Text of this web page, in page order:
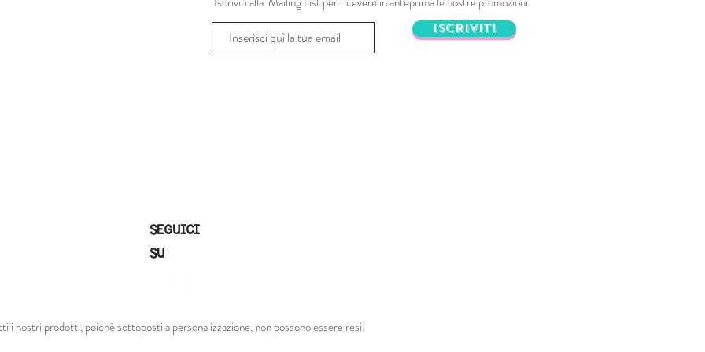
ISCRIVITI
SEGUICI
SU
i nostri prodotti, poichè sottoposti a personalizzazione, non possono essere resi.